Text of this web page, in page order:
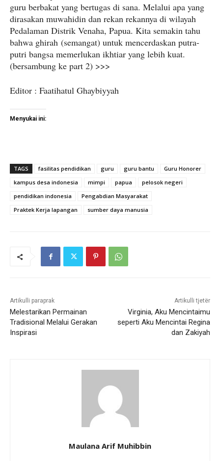
guru berbakat yang bertugas di sana. Melalui apa yang
dirasakan muwahidin dan rekan rekannya di wilayah
Pedalaman Distrik Venaha, Papua. Kita semakin tahu
bahwa ghirah (semangat) untuk mencerdaskan putra-
putri bangsa memerlukan ikhtiar yang lebih kuat.
(bersambung ke part 2) >>>
Editor : Faatihatul Ghaybiyyah
Menyukai ini:
TAGS fasilitas pendidikan guru guru bantu
Guru Honorer
kampus desa indonesia
mimpi papua
pelosok negeri
pendidikan indonesia
Pengabdian Masyarakat
Praktek Kerja lapangan
sumber daya manusia
Artikulli paraprak
Melestarikan Permainan
Tradisional Melalui Gerakan
Inspirasi
Artikulli tjetër
Virginia, Aku Mencintaimu
seperti Aku Mencintai Regina
dan Zakiyah
Maulana Arif Muhibbin